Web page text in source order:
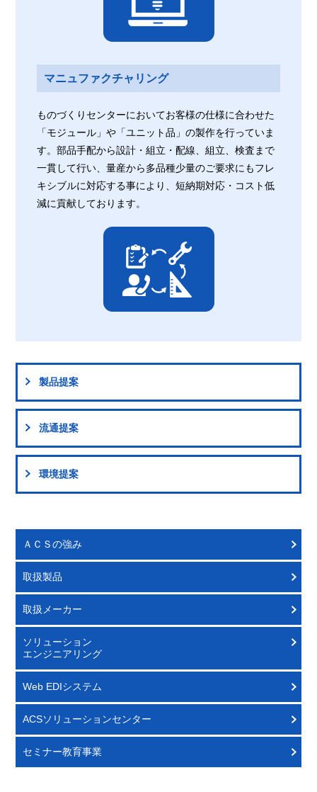
マニュファクチャリング
ものづくりセンターにおいてお客様の仕様に合わせた
「モジュール」や「ユニット品」の製作を行っていま
す。部品手配から設計・組立・配線、組立、検査まで
一貫して行い、量産から多品種少量のご要求にもフレ
キシブルに対応する事により、短納期対応・コスト低
減に貢献しております。
製品提案
流通提案
環境提案
ＡＣＳの強み
取扱製品
取扱メーカー
ソリューション
エンジニアリング
Web EDIシステム
ACSソリューションセンター
セミナー教育事業